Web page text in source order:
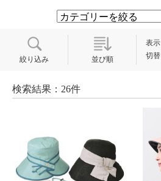
絞り込み 並び順
表示
切替
検索結果：26件